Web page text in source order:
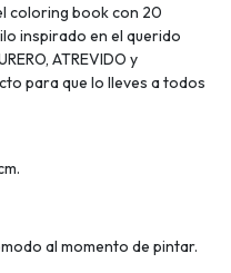
coloring book con 20
inspirado en el querido
ATREVIDO y
para que lo lleves a todos
al momento de pintar.